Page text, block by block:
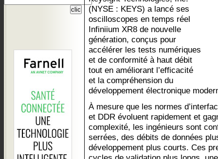
(NYSE : KEYS) a lancé ses
oscilloscopes en temps réel
Infiniium XR8 de nouvelle
génération, conçus pour
accélérer les tests numériques
et de conformité à haut débit
tout en améliorant l’efficacité
et la compréhension du
développement électronique
À mesure que les normes
et DDR évoluent rapidement et
complexité, les ingénieurs sont
serrées, des débits de données
développement plus courts. Ces